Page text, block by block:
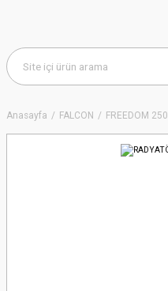
Anasayfa FALCON FREEDOM 250